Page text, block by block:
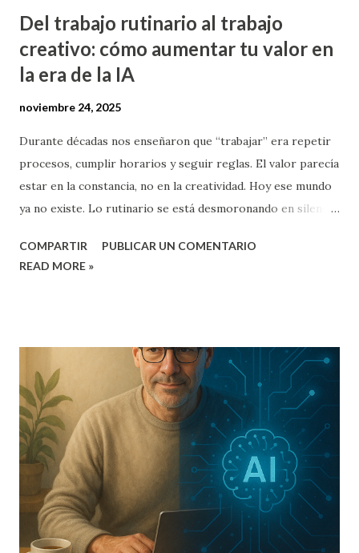
Del trabajo rutinario al trabajo
creativo: cómo aumentar tu valor en
la era de la IA
noviembre 24, 2025
Durante décadas nos enseñaron que “trabajar” era repetir
procesos, cumplir horarios y seguir reglas. El valor parecía
estar en la constancia, no en la creatividad. Hoy ese mundo
ya no existe. Lo rutinario se está desmoronando en silencio
conocimiento vale solo si lo aplicás con criterio. La verdad
planillas, buscar información, redactar resúmenes, clasificar
documentos— hoy las hace una IA en segundos. No es
teoría: es la realidad cotidiana en miles de oficinas. Y acá
está el golpe: no importa cuán prolijo seas, cuán rápido
escribas o cuántos años lleves haciendo lo mismo. Lo
repetitivo no tiene futuro porque ya no genera valor. El
error más común es pensar: “Si hago siempre lo mismo,
estoy seguro.” No. Justamente ...
COMPARTIR
PUBLICAR UN COMENTARIO
READ MORE »